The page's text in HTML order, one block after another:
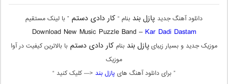
دانلود آهنگ جدید پازل بند بنام “کار دادی دستم ” با لینک مستقیم
Download New Music Puzzle Band – Kar Dadi Dastam
موزیک جدید و بسیار زیبایپازل بند بنامکار دادی دستم با بالاترین کیفیت در آوا
موزیک
” برای دانلود آهنگ های پازل بند <— کلیک کنید “